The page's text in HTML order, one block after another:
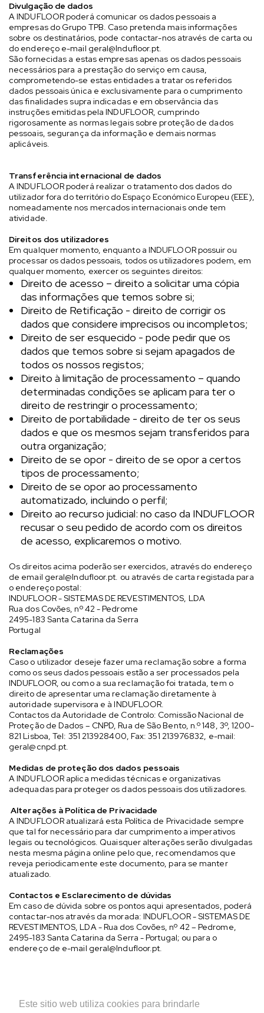
Este sitio web utiliza cookies para brindarle
Divulgação de dados
A INDUFLOOR poderá comunicar os dados pessoais a
empresas do Grupo TPB. Caso pretenda mais informações
sobre os destinatários, pode contactar-nos através de carta ou
do endereço e-mail geral@Indufloor.pt.
São fornecidas a estas empresas apenas os dados pessoais
necessários para a prestação do serviço em causa,
comprometendo-se estas entidades a tratar os referidos
dados pessoais única e exclusivamente para o cumprimento
das finalidades supra indicadas e em observância das
instruções emitidas pela INDUFLOOR, cumprindo
rigorosamente as normas legais sobre proteção de dados
pessoais, segurança da informação e demais normas
aplicáveis.
Transferência internacional de dados
A INDUFLOOR poderá realizar o tratamento dos dados do
utilizador fora do território do Espaço Económico Europeu (EEE),
nomeadamente nos mercados internacionais onde tem
atividade.
Direitos dos utilizadores
Em qualquer momento, enquanto a INDUFLOOR possuir ou
processar os dados pessoais, todos os utilizadores podem, em
qualquer momento, exercer os seguintes direitos:
Direito de acesso – direito a solicitar uma cópia
das informações que temos sobre si;
Direito de Retificação - direito de corrigir os
dados que considere imprecisos ou incompletos;
Direito de ser esquecido - pode pedir que os
dados que temos sobre si sejam apagados de
todos os nossos registos;
Direito à limitação de processamento – quando
determinadas condições se aplicam para ter o
direito de restringir o processamento;
Direito de portabilidade - direito de ter os seus
dados e que os mesmos sejam transferidos para
outra organização;
Direito de se opor - direito de se opor a certos
tipos de processamento;
Direito de se opor ao processamento
automatizado, incluindo o perfil;
Direito ao recurso judicial: no caso da INDUFLOOR
recusar o seu pedido de acordo com os direitos
de acesso, explicaremos o motivo.
Os direitos acima poderão ser exercidos, através do endereço
de email geral@Indufloor.pt. ou através de carta registada para
o endereço postal:
INDUFLOOR - SISTEMAS DE REVESTIMENTOS, LDA
Rua dos Covões, nº 42 - Pedrome
2495-183 Santa Catarina da Serra
Portugal
Reclamações
Caso o utilizador deseje fazer uma reclamação sobre a forma
como os seus dados pessoais estão a ser processados pela
INDUFLOOR, ou como a sua reclamação foi tratada, tem o
direito de apresentar uma reclamação diretamente à
autoridade supervisora e à INDUFLOOR.
Contactos da Autoridade de Controlo: Comissão Nacional de
Proteção de Dados – CNPD, Rua de São Bento, n.º 148, 3º, 1200-
821 Lisboa, Tel: 351 213928400, Fax: 351 213976832, e-mail:
geral@cnpd.pt.
Medidas de proteção dos dados pessoais
A INDUFLOOR aplica medidas técnicas e organizativas
adequadas para proteger os dados pessoais dos utilizadores.
Alterações à Política de Privacidade
A INDUFLOOR atualizará esta Política de Privacidade sempre
que tal for necessário para dar cumprimento a imperativos
legais ou tecnológicos. Quaisquer alterações serão divulgadas
nesta mesma página online pelo que, recomendamos que
reveja periodicamente este documento, para se manter
atualizado.
Contactos e Esclarecimento de dúvidas
Em caso de dúvida sobre os pontos aqui apresentados, poderá
contactar-nos através da morada: INDUFLOOR - SISTEMAS DE
REVESTIMENTOS, LDA - Rua dos Covões, nº 42 – Pedrome,
2495-183 Santa Catarina da Serra - Portugal; ou para o
endereço de e-mail geral@Indufloor.pt.